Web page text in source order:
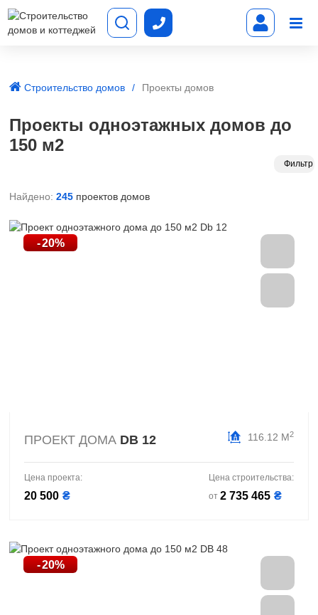
Строительство домов Проекты домов
Проекты одноэтажных домов до
150 м2
Фильтр
Найдено: 245 проектов домов
ПРОЕКТ ДОМА DB 12 116.12 М2
Цена проекта:
20 500 ₴
Цена строительства:
от 2 735 465 ₴